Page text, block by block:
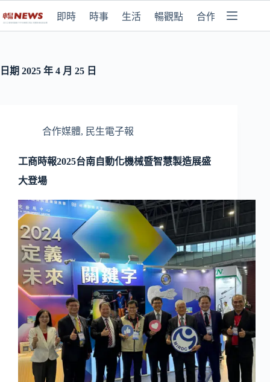
即時 時事 生活 暢觀點 合作媒體
日期 2025 年 4 月 25 日
合作媒體, 民生電子報
工商時報2025台南自動化機械暨智慧製造展盛
大登場